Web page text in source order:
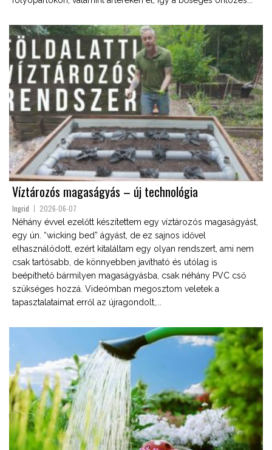
Víztározós magaságyás – új technológia
Ingrid 2026-06-07
Néhány évvel ezelőtt készítettem egy víztározós magaságyást,
egy ún. “wicking bed” ágyást, de ez sajnos idővel
elhasználódott, ezért kitaláltam egy olyan rendszert, ami nem
csak tartósabb, de könnyebben javítható és utólag is
beépíthető bármilyen magaságyásba, csak néhány PVC cső
szükséges hozzá. Videómban megosztom veletek a
tapasztalataimat erről az újragondolt,...